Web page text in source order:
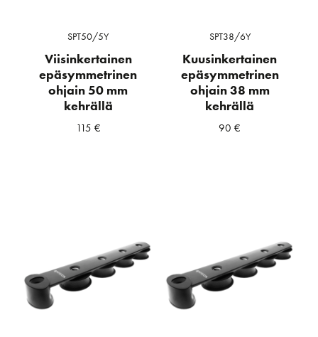
SPT50/5Y
Viisinkertainen
epäsymmetrinen
ohjain 50 mm
kehrällä
115 €
SPT38/6Y
Kuusinkertainen
epäsymmetrinen
ohjain 38 mm
kehrällä
90€